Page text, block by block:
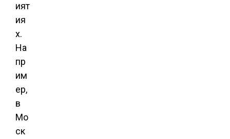
ият
ия
х.
На
пр
им
ер,
в
Мо
ск